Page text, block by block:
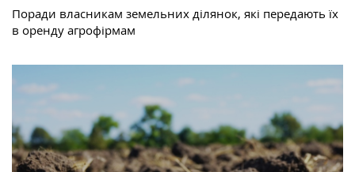
Поради власникам земельних ділянок, які передають їх
в оренду агрофірмам